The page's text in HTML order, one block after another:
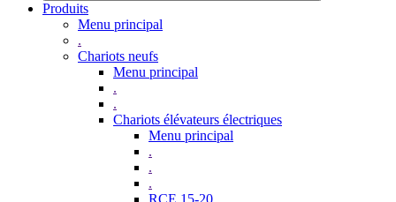
Produits
Menu principal
.
Chariots neufs
Menu principal
.
.
Chariots élévateurs électriques
Menu principal
.
.
.
RCE 15-20